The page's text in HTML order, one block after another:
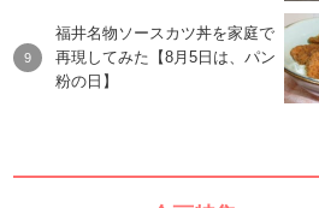
福井名物ソースカツ丼を家庭で
再現してみた【8月5日は、パン
粉の日】